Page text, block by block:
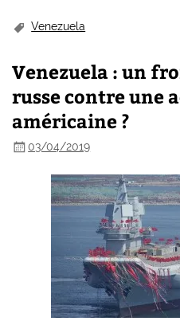
Venezuela
Venezuela : un
russe contre une
américaine ?
03/04/2019